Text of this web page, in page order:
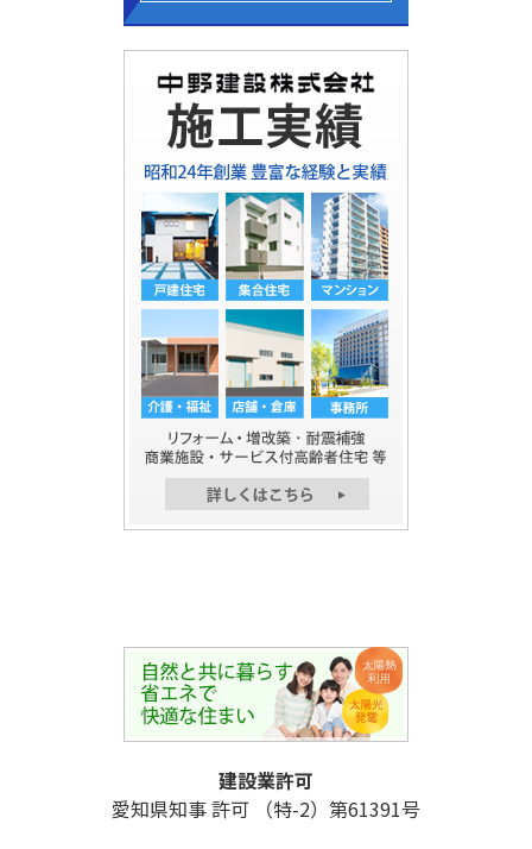
建設業許可
愛知県知事 許可 （特-2）第61391号